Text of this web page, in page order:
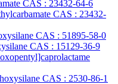
CAS : 23432-64-6
CAS : 23432-
CAS : 51895-58-0
CAS : 15129-36-9
CAS : 2530-86-1